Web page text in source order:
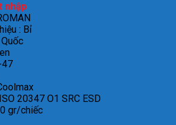
nhập
: Bỉ
47
20347 O1 SRC ESD
gr/chiếc